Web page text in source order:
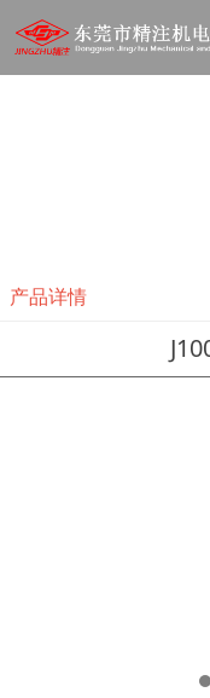
网站首页
关于我们
在线商城
产品详情